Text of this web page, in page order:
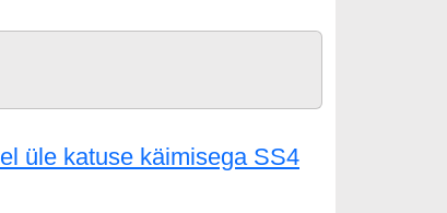
üle katuse käimisega SS4